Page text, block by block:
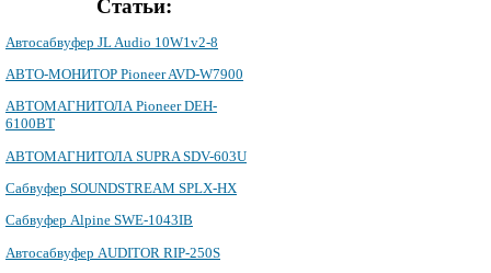
Статьи:
Автосабвуфер JL Audio 10W1v2-8
АВТО-МОНИТОР Pioneer AVD-W7900
АВТОМАГНИТОЛА Pioneer DEH-
6100BT
АВТОМАГНИТОЛА SUPRA SDV-603U
Сабвуфер SOUNDSTREAM SPLX-HX
Сабвуфер Alpine SWE-1043IB
Автосабвуфер AUDITOR RIP-250S